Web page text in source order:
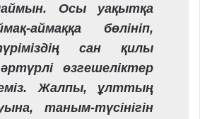
Осы уақытқа
аймаққа бөлініп,
сан қилы
өзгешеліктер
Жалпы, ұлттың
таным-түсінігін